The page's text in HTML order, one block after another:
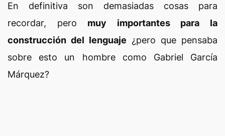
En definitiva son demasiadas cosas para
recordar, pero muy importantes para la
construcción del lenguaje ¿pero que pensaba
sobre esto un hombre como Gabriel García
Márquez?